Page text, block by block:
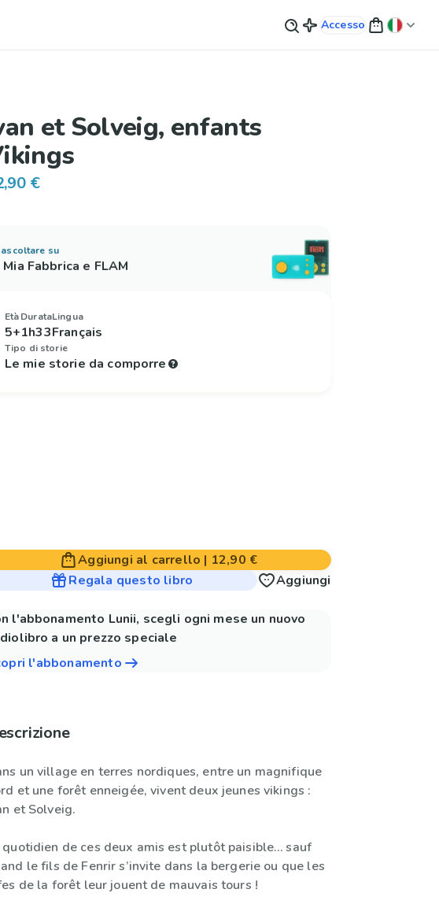
Accesso
et Solveig, enfants
€
ascoltare su
Mia Fabbrica e FLAM
Età
5+
Durata
1h33
Lingua
Français
Tipo di storie
Le mie storie da comporre
Aggiungi al carrello | 12,90 €
Regala questo libro
Aggiungi
l'abbonamento Lunii, scegli ogni mese un nuovo
a un prezzo speciale
l'abbonamento
un village en terres nordiques, entre un magnifique
et une forêt enneigée, vivent deux jeunes vikings :
et Solveig.
quotidien de ces deux amis est plutôt paisible… sauf
le fils de Fenrir s’invite dans la bergerie ou que les
de la forêt leur jouent de mauvais tours !